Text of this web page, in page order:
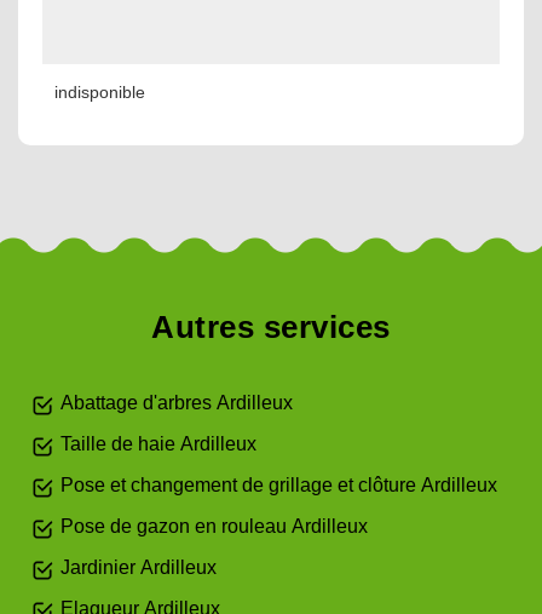
indisponible
Autres services
Abattage d'arbres Ardilleux
Taille de haie Ardilleux
Pose et changement de grillage et clôture Ardilleux
Pose de gazon en rouleau Ardilleux
Jardinier Ardilleux
Elagueur Ardilleux